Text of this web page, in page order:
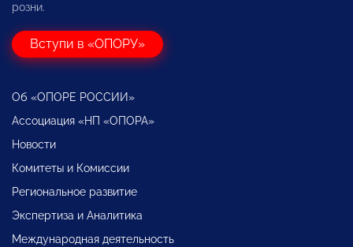
розни.
Вступи в «ОПОРУ»
Об «ОПОРЕ РОССИИ»
Ассоциация «НП «ОПОРА»
Новости
Комитеты и Комиссии
Региональное развитие
Экспертиза и Аналитика
Международная деятельность